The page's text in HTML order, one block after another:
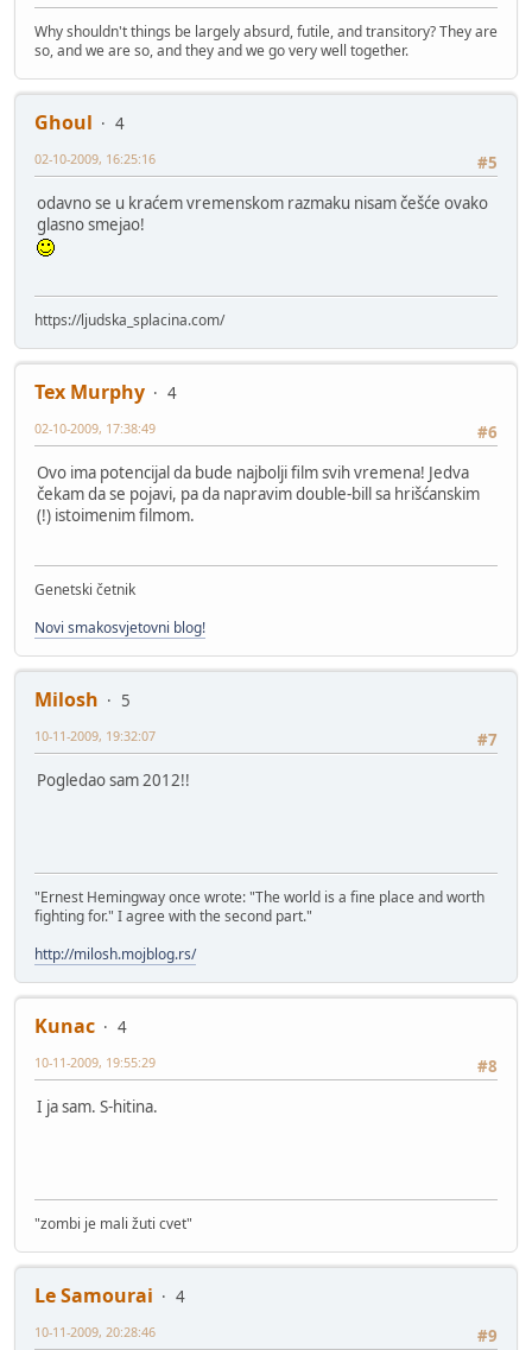
Why shouldn't things be largely absurd, futile, and transitory? They are
so, and we are so, and they and we go very well together.
Ghoul
4
#5
02-10-2009, 16:25:16
odavno se u kraćem vremenskom razmaku nisam češće ovako
glasno smejao!
https://ljudska_splacina.com/
Tex Murphy
4
#6
02-10-2009, 17:38:49
Ovo ima potencijal da bude najbolji film svih vremena! Jedva
čekam da se pojavi, pa da napravim double-bill sa hrišćanskim
(!) istoimenim filmom.
Genetski četnik
Novi smakosvjetovni blog!
Milosh
5
#7
10-11-2009, 19:32:07
Pogledao sam 2012!!
"Ernest Hemingway once wrote: "The world is a fine place and worth
fighting for." I agree with the second part."
http://milosh.mojblog.rs/
Kunac
4
#8
10-11-2009, 19:55:29
I ja sam. S-hitina.
"zombi je mali žuti cvet"
Le Samourai
4
#9
10-11-2009, 20:28:46